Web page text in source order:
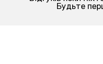
Будьте